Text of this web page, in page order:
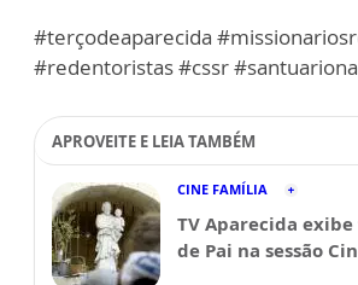
#terçodeaparecida
#redentoristas #cssr
APROVEITE E LEIA TAMBÉM
CINE FAMÍLIA
TV Aparecida
de Pai na sessão